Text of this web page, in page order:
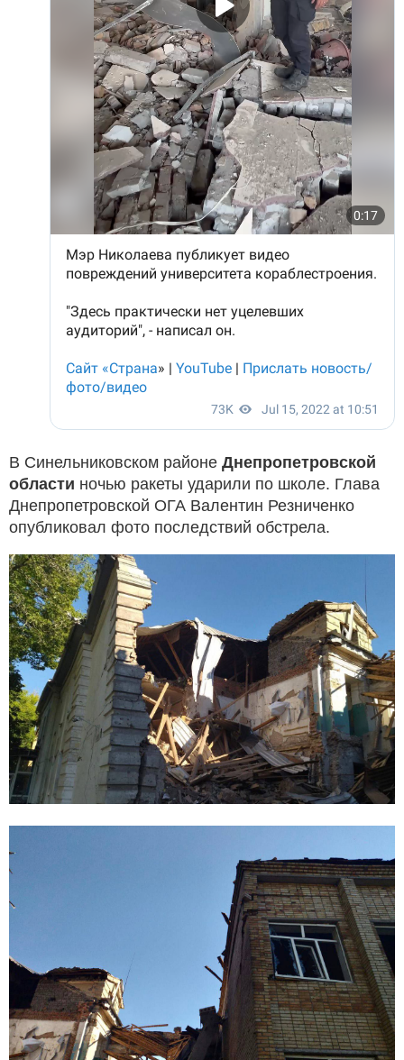
В Синельниковском районе Днепропетровской
области ночью ракеты ударили по школе. Глава
Днепропетровской ОГА Валентин Резниченко
опубликовал фото последствий обстрела.